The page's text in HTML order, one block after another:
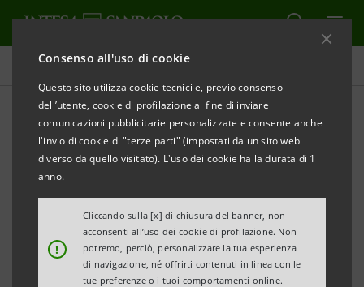
Consenso all'uso di cookie
Questo sito utilizza cookie tecnici e, previo consenso
dell’utente, cookie di profilazione al fine di inviare
comunicazioni pubblicitarie personalizzate e consente anche
l'invio di cookie di "terze parti" (impostati da un sito web
diverso da quello visitato). L'uso dei cookie ha la durata di 1
anno.
!
Cliccando sulla [x] di chiusura del banner, non
acconsenti all’uso dei cookie di profilazione. Non
potremo, perciò, personalizzare la tua esperienza
di navigazione, né offrirti contenuti in linea con le
tue preferenze o i tuoi comportamenti online.
Tutti i progetti
SOCIALE
Favorire l’educazione
imprenditoriale tra i giovani
con Junior Achievement